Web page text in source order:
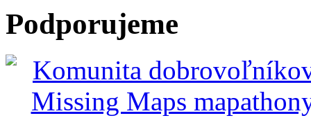
Podporujeme